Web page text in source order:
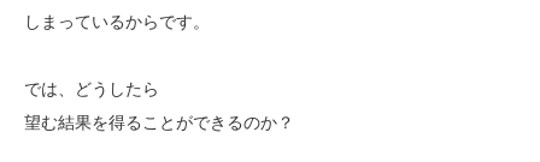
しまっているからです。
では、どうしたら
望む結果を得ることができるのか？